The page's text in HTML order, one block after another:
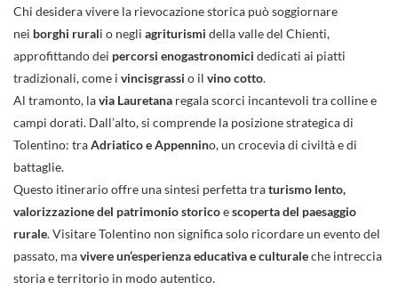
Chi desidera vivere la rievocazione storica può soggiornare
nei borghi rurali o negli agriturismi della valle del Chienti,
approfittando dei percorsi enogastronomici dedicati ai piatti
tradizionali, come i vincisgrassi o il vino cotto.
Al tramonto, lavia Lauretana regala scorci incantevoli tra colline e
campi dorati. Dall’alto, si comprende la posizione strategica di
Tolentino: traAdriatico e Appennino, un crocevia di civiltà e di
battaglie.
Questo itinerario offre una sintesi perfetta traturismo lento,
valorizzazione del patrimonio storicoescoperta del paesaggio
rurale. Visitare Tolentino non significa solo ricordare un evento del
passato, mavivere un’esperienza educativa e culturaleche intreccia
storia e territorio in modo autentico.